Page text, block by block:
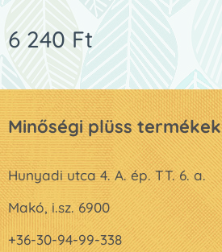
6 240 Ft
Minőségi plüss termékek
Hunyadi utca 4. A. ép. TT. 6. a.
Makó, i.sz. 6900
+36-30-94-99-338